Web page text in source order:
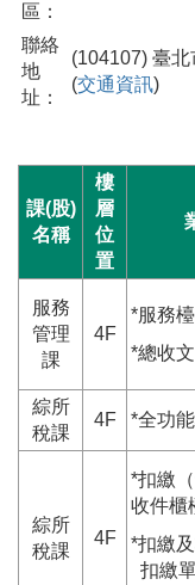
區：
聯絡
地
址：
(104107) 臺
(交通資訊)
課(股)
名稱
樓
層
位
置
服務
管理
課
4F
*服務檯
*總收文
綜所
稅課
4F *全功
綜所
稅課
4F
*扣繳
收件櫃
*扣繳
扣繳